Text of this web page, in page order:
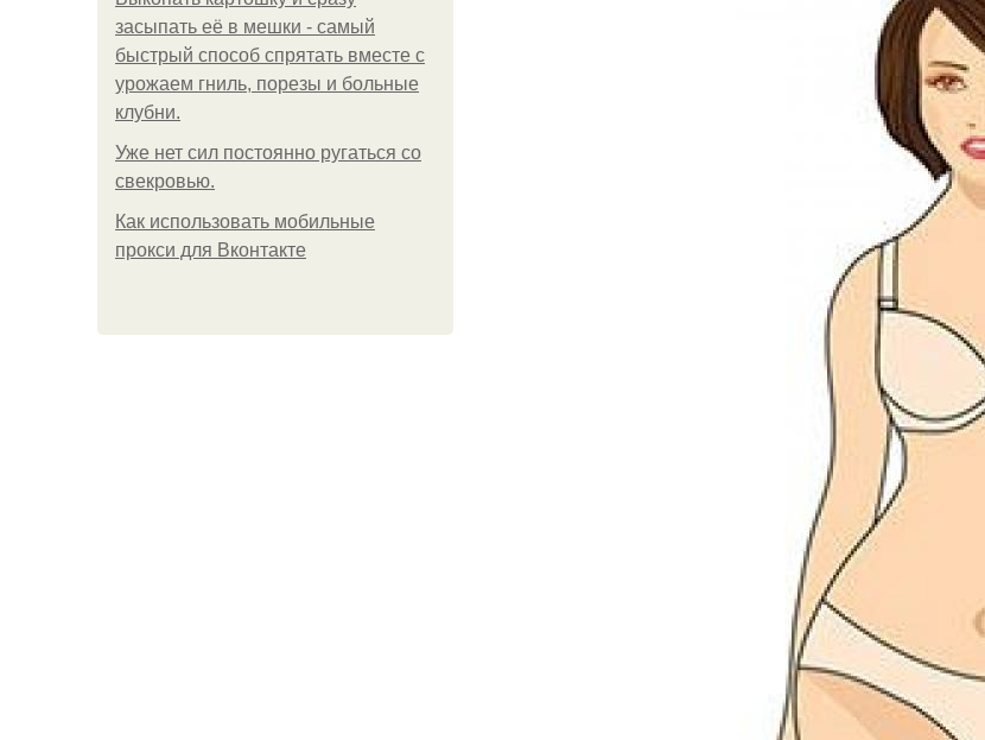
засыпать её в мешки - самый
быстрый способ спрятать вместе с
урожаем гниль, порезы и больные
клубни.
Уже нет сил постоянно ругаться со
свекровью.
Как использовать мобильные
прокси для Вконтакте